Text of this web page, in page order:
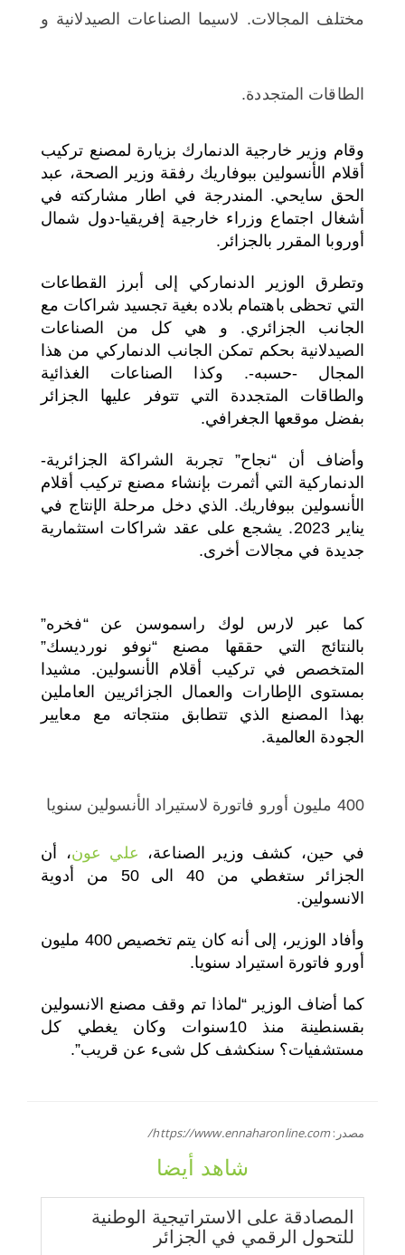
مختلف المجالات. لاسيما الصناعات الصيدلانية و
الطاقات المتجددة.
وقام وزير خارجية الدنمارك بزيارة لمصنع تركيب
أقلام الأنسولين ببوفاريك رفقة وزير الصحة، عبد
الحق سايحي. المندرجة في اطار مشاركته في
أشغال اجتماع وزراء خارجية إفريقيا-دول شمال
أوروبا المقرر بالجزائر.
وتطرق الوزير الدنماركي إلى أبرز القطاعات
التي تحظى باهتمام بلاده بغية تجسيد شراكات مع
الجانب الجزائري. و هي كل من الصناعات
الصيدلانية بحكم تمكن الجانب الدنماركي من هذا
المجال -حسبه-. وكذا الصناعات الغذائية
والطاقات المتجددة التي تتوفر عليها الجزائر
بفضل موقعها الجغرافي.
وأضاف أن “نجاح” تجربة الشراكة الجزائرية-
الدنماركية التي أثمرت بإنشاء مصنع تركيب أقلام
الأنسولين ببوفاريك. الذي دخل مرحلة الإنتاج في
يناير 2023. يشجع على عقد شراكات استثمارية
جديدة في مجالات أخرى.
كما عبر لارس لوك راسموسن عن “فخره”
بالنتائج التي حققها مصنع “نوفو نورديسك”
المتخصص في تركيب أقلام الأنسولين. مشيدا
بمستوى الإطارات والعمال الجزائريين العاملين
بهذا المصنع الذي تتطابق منتجاته مع معايير
الجودة العالمية.
400 مليون أورو فاتورة لاستيراد الأنسولين سنويا
في حين، كشف وزير الصناعة، علي عون، أن
الجزائر ستغطي من 40 الى 50 من أدوية
الانسولين.
وأفاد الوزير، إلى أنه كان يتم تخصيص 400 مليون
أورو فاتورة استيراد سنويا.
كما أضاف الوزير “لماذا تم وقف مصنع الانسولين
بقسنطينة منذ 10سنوات وكان يغطي كل
مستشفيات؟ سنكشف كل شىء عن قريب”.
مصدر:https://www.ennaharonline.com/
شاهد أيضا
المصادقة على الاستراتيجية الوطنية
للتحول الرقمي في الجزائر